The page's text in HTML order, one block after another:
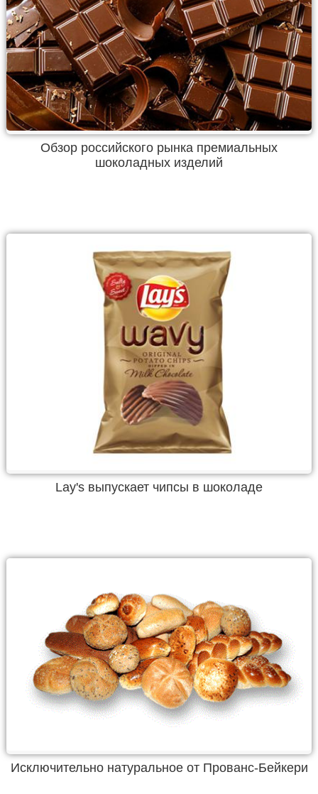
Обзор российского рынка премиальных
шоколадных изделий
Lay's выпускает чипсы в шоколаде
Исключительно натуральное от Прованс-Бейкери